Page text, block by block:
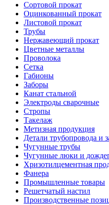
Сортовой прокат
Оцинкованный прокат
Листовой прокат
Трубы
Нержавеющий прокат
Цветные металлы
Проволока
Сетка
Габионы
Заборы
Канат стальной
Электроды сварочные
Стропы
Такелаж
Метизная продукция
Детали трубопровода и
Чугунные трубы
Чугунные люки и
Хризотилцементная
Фанера
Промышленные товары
Решетчатый настил
Производственные